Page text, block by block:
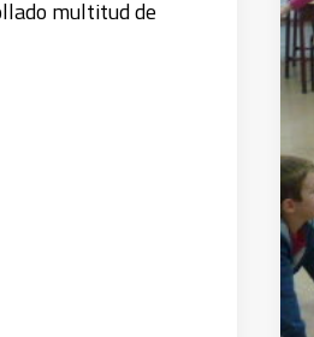
multitud de